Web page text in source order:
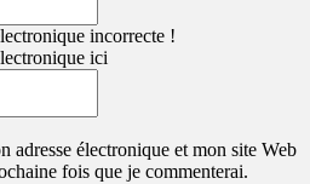
:
incorrecte !
ici
:
adresse électronique et mon site Web
fois que je commenterai.